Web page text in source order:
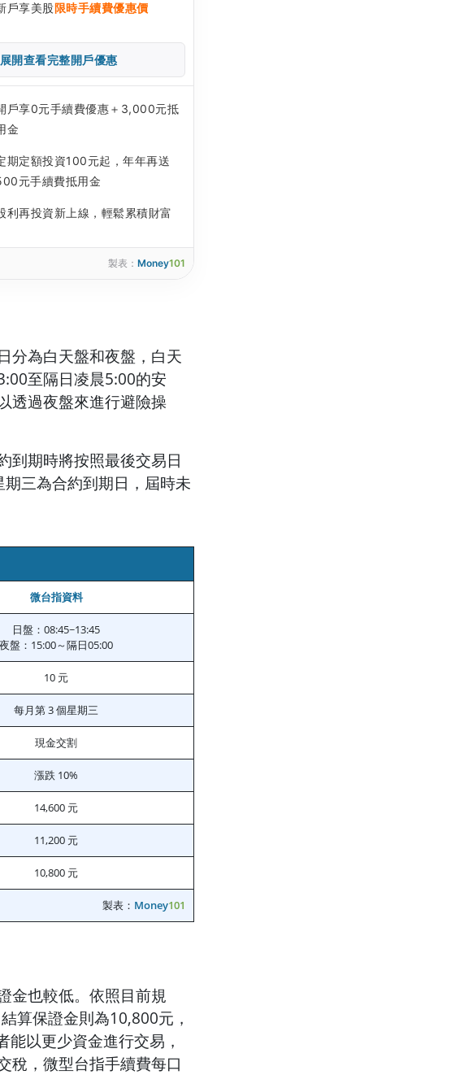
戶享美股限時手續費優惠價
展開查看完整開戶優惠
戶享0元手續費優惠＋3,000元抵
金
期定額投資100元起，年年再送
元手續費抵用金
利再投資新上線，輕鬆累積財富
製表： Money101
分為白天盤和夜盤，白天
至隔日凌晨5:00的安
透過夜盤來進行避險操
到期時將按照最後交易日
三為合約到期日，屆時未
微台指資料
日盤：08:45~13:45
夜盤：15:00～隔日05:00
10 元
每月第 3 個星期三
現金交割
漲跌 10%
14,600 元
11,200 元
10,800 元
製表： Money101
金也較低。依照目前規
算保證金則為10,800元，
以更少資金進行交易，
稅，微型台指手續費每口